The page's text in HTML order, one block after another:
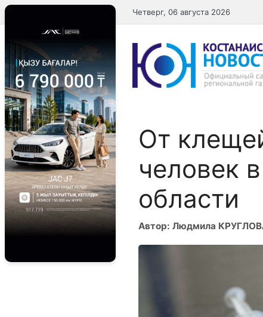
Перейти
к
содержимому
Четверг, 06 августа 2026
От
человек
области
Автор: Людмила